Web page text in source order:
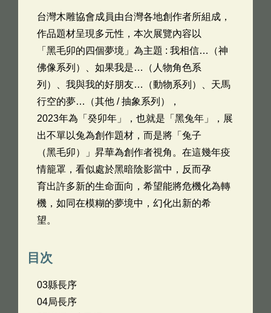
台灣木雕協會成員由台灣各地創作者所組成，
作品題材呈現多元性，本次展覽內容以
「黑毛卯的四個夢境」為主題 : 我相信…（神
佛像系列）、如果我是…（人物角色系
列）、我與我的好朋友…（動物系列）、天馬
行空的夢…（其他 / 抽象系列），
2023年為「癸卯年」，也就是「黑兔年」，展
出不單以兔為創作題材，而是將「兔子
（黑毛卯）」昇華為創作者視角。在這幾年疫
情籠罩，看似處於黑暗陰影當中，反而孕
育出許多新的生命面向，希望能將危機化為轉
機，如同在模糊的夢境中，幻化出新的希
望。
目次
03縣長序
04局長序